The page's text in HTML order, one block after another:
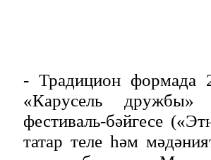
- Традицион формада
«Карусель дружбы»
фестиваль-бәйгесе
татар теле һәм